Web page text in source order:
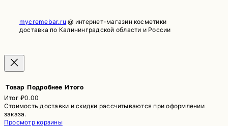
mycremebar.ru @ интернет-магазин косметики
доставка по Калининградской области и России
Товары
Товар Подробнее Итого
Итог₽0.00
Стоимость доставки и скидки рассчитываются при оформлении
заказа.
Просмотр корзины